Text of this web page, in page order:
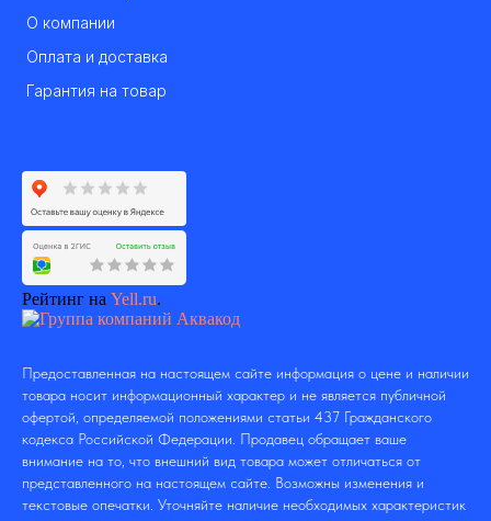
О компании
Оплата и доставка
Гарантия на товар
Рейтинг на Yell.ru.
Предоставленная на настоящем сайте информация о цене и наличии
товара носит информационный характер и не является публичной
офертой, определяемой положениями статьи 437 Гражданского
кодекса Российской Федерации. Продавец обращает ваше
внимание на то, что внешний вид товара может отличаться от
представленного на настоящем сайте. Возможны изменения и
текстовые опечатки. Уточняйте наличие необходимых характеристик